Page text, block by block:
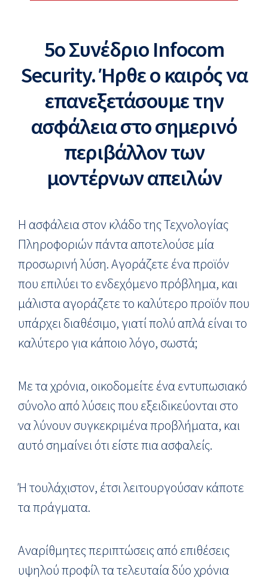
5ο Συνέδριο Infocom
Security. Ήρθε ο καιρός να
επανεξετάσουμε την
ασφάλεια στο σημερινό
περιβάλλον των
μοντέρνων απειλών
Η ασφάλεια στον κλάδο της Τεχνολογίας
Πληροφοριών πάντα αποτελούσε μία
προσωρινή λύση. Αγοράζετε ένα προϊόν
που επιλύει το ενδεχόμενο πρόβλημα, και
μάλιστα αγοράζετε το καλύτερο προϊόν που
υπάρχει διαθέσιμο, γιατί πολύ απλά είναι το
καλύτερο για κάποιο λόγο, σωστά;
Με τα χρόνια, οικοδομείτε ένα εντυπωσιακό
σύνολο από λύσεις που εξειδικεύονται στο
να λύνουν συγκεκριμένα προβλήματα, και
αυτό σημαίνει ότι είστε πια ασφαλείς.
Ή τουλάχιστον, έτσι λειτουργούσαν κάποτε
τα πράγματα.
Αναρίθμητες περιπτώσεις από επιθέσεις
υψηλού προφίλ τα τελευταία δύο χρόνια